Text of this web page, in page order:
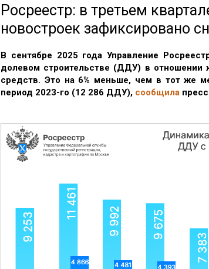
Росреестр: в третьем
новостроек зафиксировано
В сентябре 2025 года Управление
долевом строительстве (ДДУ) в
средств. Это на 6% меньше, чем в тот же
период 2023-го (12 286 ДДУ), сообщила